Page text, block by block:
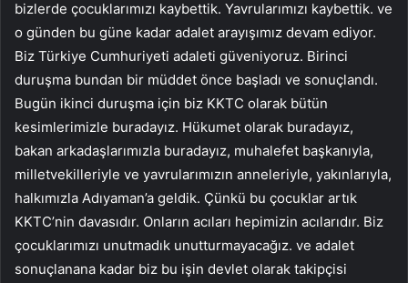
bizlerde çocuklarımızı kaybettik. Yavrularımızı kaybettik. ve
o günden bu güne kadar adalet arayışımız devam ediyor.
Biz Türkiye Cumhuriyeti adaleti güveniyoruz. Birinci
duruşma bundan bir müddet önce başladı ve sonuçlandı.
Bugün ikinci duruşma için biz KKTC olarak bütün
kesimlerimizle buradayız. Hükumet olarak buradayız,
bakan arkadaşlarımızla buradayız, muhalefet başkanıyla,
milletvekilleriyle ve yavrularımızın anneleriyle, yakınlarıyla,
halkımızla Adıyaman’a geldik. Çünkü bu çocuklar artık
KKTC’nin davasıdır. Onların acıları hepimizin acılarıdır. Biz
çocuklarımızı unutmadık unutturmayacağız. ve adalet
sonuçlanana kadar biz bu işin devlet olarak takipçisi